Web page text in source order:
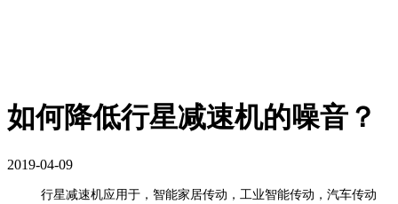
如何降低行星减速机的噪音？
2019-04-09
行星减速机应用于，智能家居传动，工业智能传动，汽车传动